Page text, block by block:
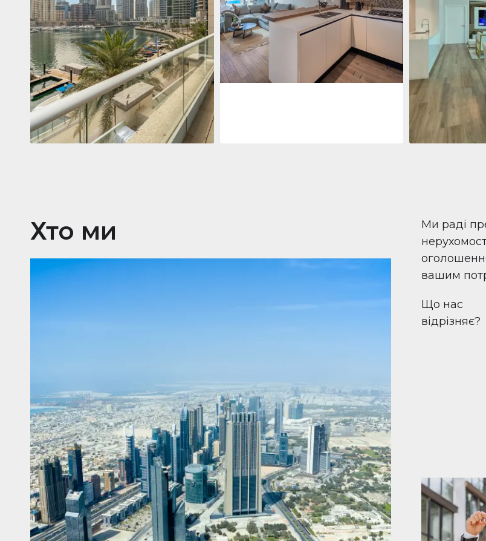
Квартира2 861 035 $
Beauport Tower
Beauport Tower, Marina Promenade,
Dubai Marina, Dubai
34392 м²
Квартира688 011 $
Jumeirah Living Marina Gate
Jumeirah Living Marina Gate, Marina
Gate, Dubai Marina, Dubai
12 73 м² Квартира
Beauport Tower
Beauport Tower,
Dubai Marina,
96 м²
Хто ми
Ми раді
вашим
Що нас
відрізняє?